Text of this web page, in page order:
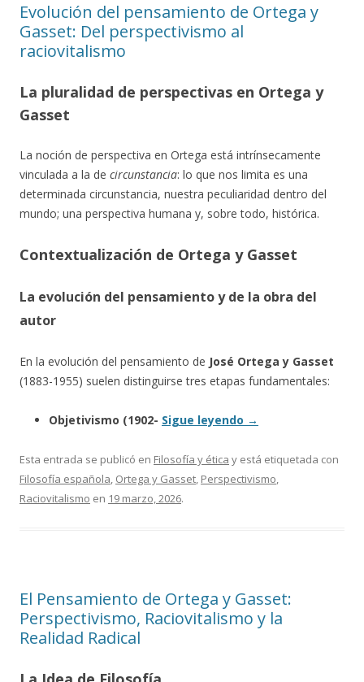
Evolución del pensamiento de Ortega y
Gasset: Del perspectivismo al
raciovitalismo
La pluralidad de perspectivas en Ortega y
Gasset
La noción de perspectiva en Ortega está intrínsecamente
vinculada a la de circunstancia: lo que nos limita es una
determinada circunstancia, nuestra peculiaridad dentro del
mundo; una perspectiva humana y, sobre todo, histórica.
Contextualización de Ortega y Gasset
La evolución del pensamiento y de la obra del
autor
En la evolución del pensamiento de José Ortega y Gasset
(1883-1955) suelen distinguirse tres etapas fundamentales:
Objetivismo (1902- Sigue leyendo →
Esta entrada se publicó en Filosofía y ética y está etiquetada con
Filosofía española, Ortega y Gasset, Perspectivismo,
Raciovitalismo en 19 marzo, 2026.
El Pensamiento de Ortega y Gasset:
Perspectivismo, Raciovitalismo y la
Realidad Radical